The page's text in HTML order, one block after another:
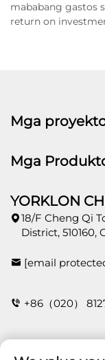
mababang gastos
return on
Mga
Mga
YORKLON
18/F Cheng Qi
District, 510160,
[email
+86（020）
Kontak